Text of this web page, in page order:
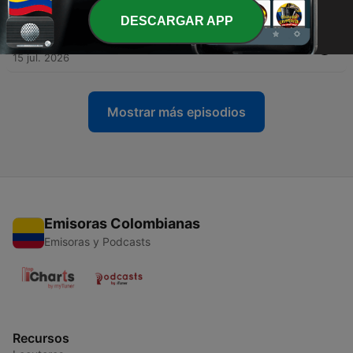
22 jul. 2026
337 - El Divino Sembrador te llama a sembrar
15 jul. 2026
Mostrar más episodios
Emisoras Colombianas
Emisoras y Podcasts
Recursos
DESCARGAR APP